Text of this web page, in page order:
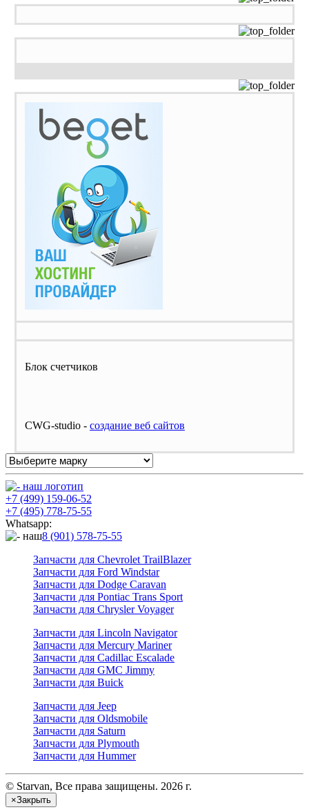
Блок счетчиков
CWG-studio - cоздание веб сайтов
+7 (499) 159-06-52
+7 (495) 778-75-55
Whatsapp:
8 (901) 578-75-55
Запчасти для Chevrolet TrailBlazer
Запчасти для Ford Windstar
Запчасти для Dodge Caravan
Запчасти для Pontiac Trans Sport
Запчасти для Chrysler Voyager
Запчасти для Lincoln Navigator
Запчасти для Mercury Mariner
Запчасти для Cadillac Escalade
Запчасти для GMC Jimmy
Запчасти для Buick
Запчасти для Jeep
Запчасти для Oldsmobile
Запчасти для Saturn
Запчасти для Plymouth
Запчасти для Hummer
© Starvan, Все права защищены. 2026 г.
×Закрыть